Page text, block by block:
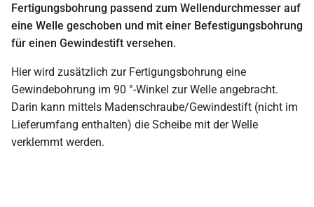
Fertigungsbohrung passend zum Wellendurchmesser auf
eine Welle geschoben und mit einer Befestigungsbohrung
für einen Gewindestift versehen.
Hier wird zusätzlich zur Fertigungsbohrung eine
Gewindebohrung im 90 °-Winkel zur Welle angebracht.
Darin kann mittels Madenschraube/Gewindestift (nicht im
Lieferumfang enthalten) die Scheibe mit der Welle
verklemmt werden.